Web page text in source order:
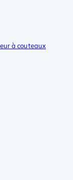
à couteaux